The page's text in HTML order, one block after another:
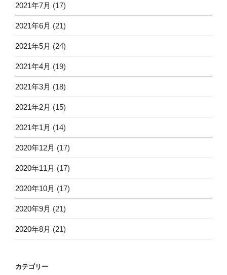
2021年7月 (17)
2021年6月 (21)
2021年5月 (24)
2021年4月 (19)
2021年3月 (18)
2021年2月 (15)
2021年1月 (14)
2020年12月 (17)
2020年11月 (17)
2020年10月 (17)
2020年9月 (21)
2020年8月 (21)
カテゴリー